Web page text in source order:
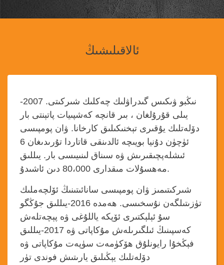
ئالاقىلىشىڭ
نىڭبو ۋىكىس گىدراۋلىك چەكلىك شىركىتى. 2007-
يىلى قۇرۇلغان ، بىر قانچە كەشپىيات پاتېنتى بار
دۆلەتلىك يۇقىرى تېخنىكىلىق كارخانا. ۋان پومپىسى
ئۈچۈن دۇنيا بويىچە ئالدىنقى قاتاردا تۇرىدىغان 6
ئىشلەپچىقىرىش ۋە سىناق لىنىيىسى بار. يىللىق
مەھسۇلات مىقدارى 80،000 دىن ئاشىدۇ.
شىركىتىمىز ۋان پومپىسى سانائىتىنىڭ ئۆلچەملىك
تۈزىتىلگەن نۇسخىسى. ھەمدە 2016-يىللىق جۇڭگو
سۇ ئېلېكتىرى ئۆپكە ياللۇغى ۋە پېچەتلەش
كەسپىنىڭ ئىلگىرىلەش مۇكاپاتى ۋە 2017-يىللىق
فېڭخۇا رايونلۇق ھۆكۈمەت سۈپەت مۇكاپاتى ۋە
دۆلەتلىك يېڭىلىق يارىتىش فوندى تۈر